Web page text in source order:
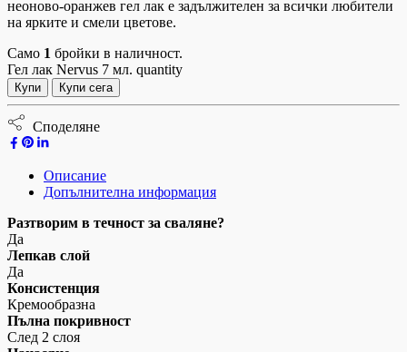
неоново-оранжев гел лак е задължителен за всички любители
на ярките и смели цветове.
Само 1 бройки в наличност.
Гел лак Nervus 7 мл. quantity
Купи Купи сега
Споделяне
Описание
Допълнителна информация
Разтворим в течност за сваляне?
Да
Лепкав слой
Да
Консистенция
Кремообразна
Пълна покривност
След 2 слоя